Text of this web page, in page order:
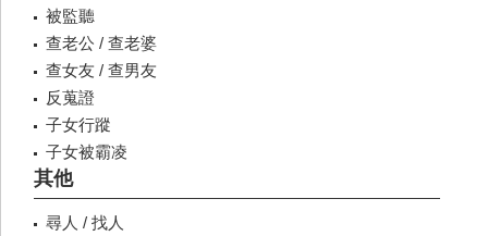
被監聽
查老公 / 查老婆
查女友 / 查男友
反蒐證
子女行蹤
子女被霸凌
其他
尋人 / 找人